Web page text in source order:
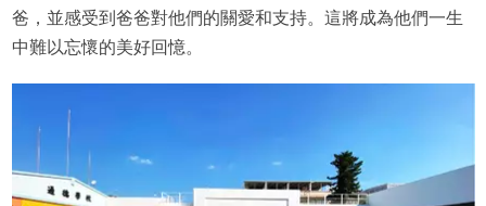
爸，並感受到爸爸對他們的關愛和支持。這將成為他們一生
中難以忘懷的美好回憶。